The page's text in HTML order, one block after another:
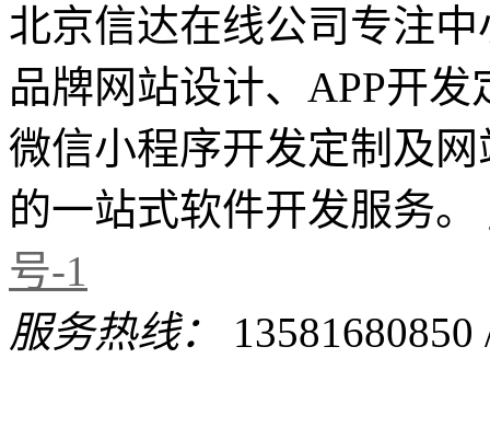
北京信达在线公司专注
品牌网站设计、APP开
微信小程序开发定制及
的一站式软件开发服务。
号-1
服务热线：